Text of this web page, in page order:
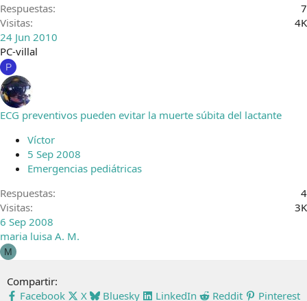
Respuestas
7
Visitas
4K
24 Jun 2010
PC-villal
P
ECG preventivos pueden evitar la muerte súbita del lactante
Víctor
5 Sep 2008
Emergencias pediátricas
Respuestas
4
Visitas
3K
6 Sep 2008
maria luisa A. M.
M
Compartir:
Facebook
X Bluesky LinkedIn Reddit
Pinterest